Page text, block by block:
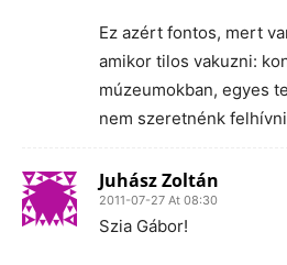
Ez azért fontos, mert
amikor tilos vakuzni:
múzeumokban, egyes
nem szeretnénk
Juhász Zoltán
2011-07-27 At 08:30
Szia Gábor!